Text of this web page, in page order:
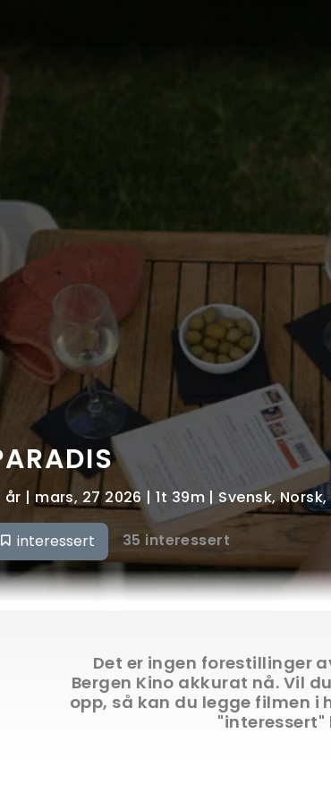
år | mars, 27 2026 | 1t 39m | Svensk,
interessert 35 interessert
Det er ingen forestillinger
Bergen Kino akkurat nå. Vil
opp, så kan du legge filmen i
"interessert"